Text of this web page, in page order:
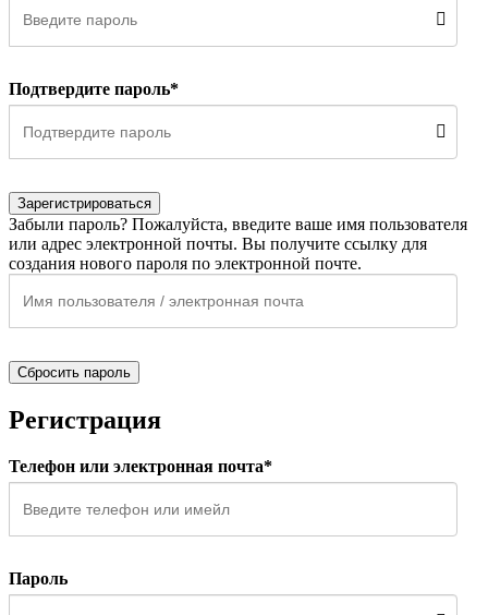
Подтвердите пароль*
Зарегистрироваться
Забыли пароль? Пожалуйста, введите ваше имя пользователя
или адрес электронной почты. Вы получите ссылку для
создания нового пароля по электронной почте.
Сбросить пароль
Регистрация
Телефон или электронная почта*
Пароль